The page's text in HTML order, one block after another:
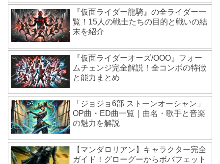
『仮面ライダー龍騎』の全ライダー一
覧！15人の戦士たちの目的と戦いの結
末を紹介
『仮面ライダーオーズ/OOO』フォー
ムチェンジ完全解説！全コンボの特徴
と能力まとめ
「ジョジョ6部 ストーンオーシャン」
OP曲・ED曲一覧｜曲名・歌手と音楽
の魅力を解説
【マンダロリアン】キャラクター完全
ガイド！グローグーからボバフェット